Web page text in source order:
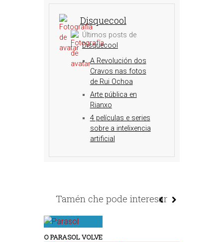
Disquecool
Últimos posts de
Disquecool
A Revolución dos
Cravos nas fotos
de Rui Ochoa
Arte pública en
Rianxo
4 películas e series
sobre a intelixencia
artificial
Tamén che pode interesar
O PARASOL VOLVE